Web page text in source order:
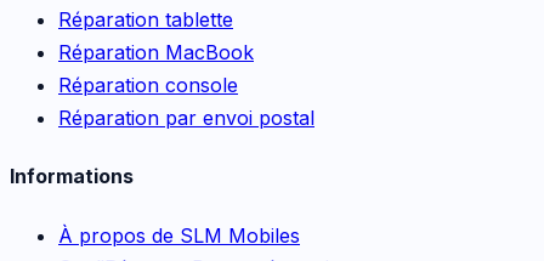
Réparation tablette
Réparation MacBook
Réparation console
Réparation par envoi postal
Informations
À propos de SLM Mobiles